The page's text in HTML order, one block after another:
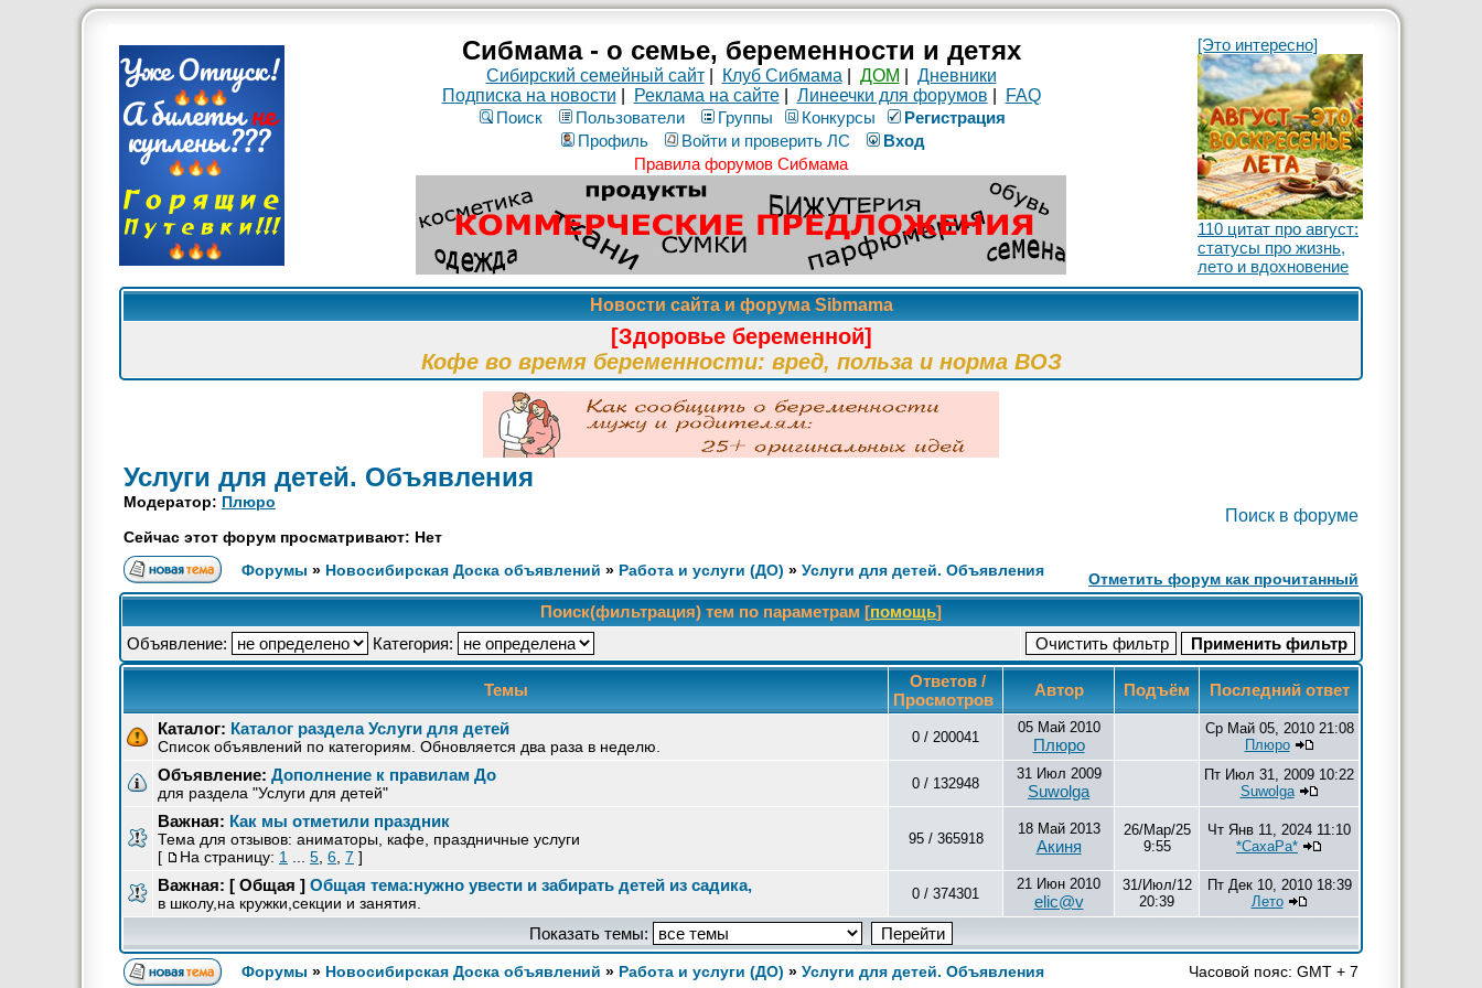
Сибмама - о семье, беременности и детях
Сибирский семейный сайт| Клуб Сибмама ДОМ
Дневники
Подписка на новости
Реклама на сайте| Линеечки для форумов
FAQ
Поиск
Пользователи Группы Конкурсы
Рeгиcтpaция
Профиль
Войти и проверить ЛС
Вход
Правила форумов Сибмама
[Это интересно]
110 цитат про август:
статусы про жизнь,
лето и вдохновение
Новости сайта и форума Sibmama
[Здоровье беременной]
Кофе во время беременности: вред, польза и норма ВОЗ
Услуги для детей. Объявления
Модератор: Плюро
Сейчас этот форум просматривают: Нет
Поиск в форуме
Форумы » Новосибирская Доска объявлений » Работа и услуги (ДО) » Услуги для детей. Объявления Отметить форум как прочитанный
Поиск(фильтрация) тем по параметрам [помощь]
Объявление:
Категория:
Темы
Ответов /
Просмотров
Автор Подъём Последний ответ
Каталог: Каталог раздела Услуги для детей
Список объявлений по категориям. Обновляется два раза в неделю.
0 / 200041
05 Май 2010
Плюро
Ср Май 05, 2010 21:08
Плюро
Объявление: Дополнение к правилам До
для раздела "Услуги для детей"
0 / 132948
31 Июл 2009
Suwolga
Пт Июл 31, 2009 10:22
Suwolga
Важная: Как мы отметили праздник
Тема для отзывов: аниматоры, кафе, праздничные услуги
[
На страницу: 1 5 6 7 ]
95 / 365918
18 Май 2013
Акиня
26/Мар/25
9:55
Чт Янв 11, 2024 11:10
*СахаРа*
Важная: [ Общая ] Общая тема:нужно увести и забирать детей из садика,
в школу,на кружки,секции и занятия.
0 / 374301
21 Июн 2010
elic@v
31/Июл/12
20:39
Пт Дек 10, 2010 18:39
Лето
Показать темы:
Форумы » Новосибирская Доска объявлений » Работа и услуги (ДО) » Услуги для детей. Объявления Часовой пояс: GMT + 7